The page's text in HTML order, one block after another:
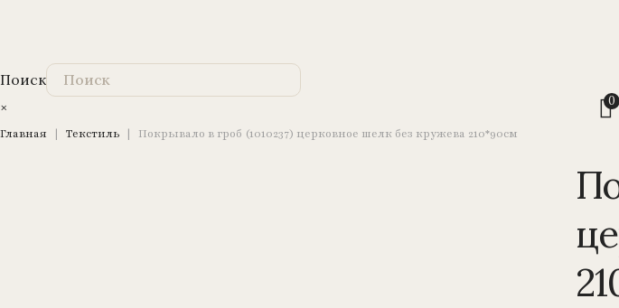
Поиск
×
0
Главная | Текстиль | Покрывало в гроб (1010237) церковное шелк без кружева 210*90см